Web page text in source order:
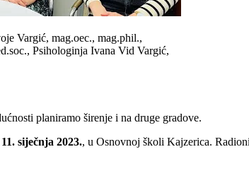
Vargić, mag.oec., mag.phil.,
Psihologinja Ivana Vid Vargić,
planiramo širenje i na druge gradove.
siječnja 2023., u Osnovnoj školi Kajzerica.